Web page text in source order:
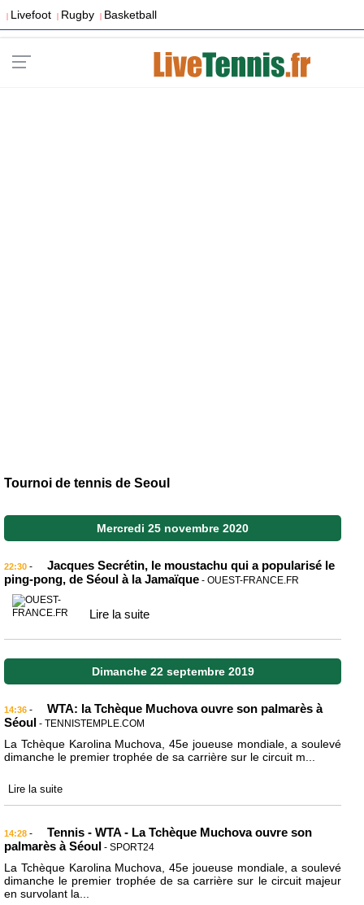
| Livefoot | Rugby | Basketball
Tournoi de tennis de Seoul
Mercredi 25 novembre 2020
22:30 -
Jacques Secrétin, le moustachu qui a popularisé le
ping-pong, de Séoul à la Jamaïque - OUEST-FRANCE.FR
Lire la suite
Dimanche 22 septembre 2019
14:36 -
WTA: la Tchèque Muchova ouvre son palmarès à
Séoul - TENNISTEMPLE.COM
La Tchèque Karolina Muchova, 45e joueuse mondiale, a soulevé
dimanche le premier trophée de sa carrière sur le circuit m...
Lire la suite
14:28 -
Tennis - WTA - La Tchèque Muchova ouvre son
palmarès à Séoul - SPORT24
La Tchèque Karolina Muchova, 45e joueuse mondiale, a soulevé
dimanche le premier trophée de sa carrière sur le circuit majeur
en survolant la...